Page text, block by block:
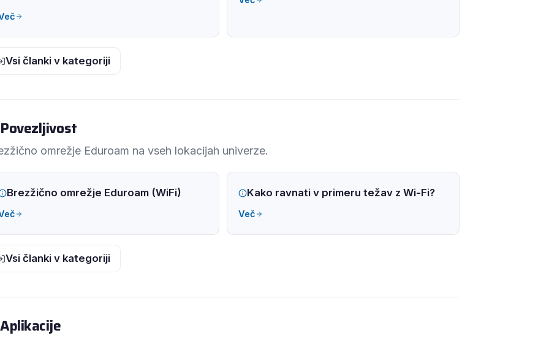
Vsi članki v kategoriji
Povezljivost
omrežje Eduroam na vseh lokacijah univerze.
Brezžično omrežje Eduroam (WiFi) Kako ravnati v primeru težav z Wi-Fi?
Več
Vsi članki v kategoriji
Aplikacije